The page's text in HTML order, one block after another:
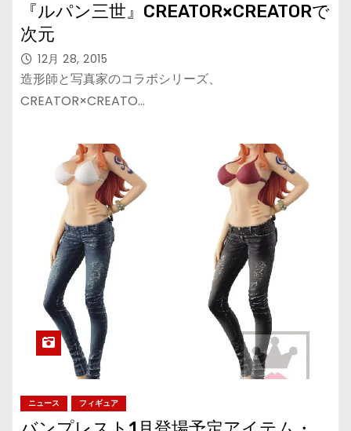
『ルパン三世』CREATOR×CREATORで
次元
12月 28, 2015
造形師と写真家のコラボシリーズ、
CREATOR×CREATO…
ニュース フィギュア